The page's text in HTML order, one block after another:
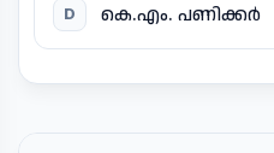
D കെ.എം. പണിക്കർ